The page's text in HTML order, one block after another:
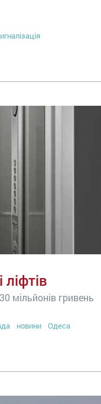
мільйонів гривень
новини Одеса